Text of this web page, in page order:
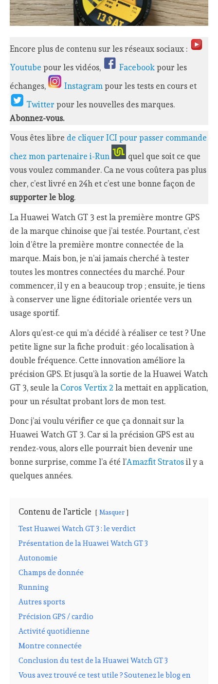
Encore plus de contenu sur les réseaux sociaux :
Youtube pour les vidéos, Facebookpour les
échanges,
Instagrampour les tests en cours et
Twitterpour les nouvelles des marques.
Abonnez-vous.
Vous êtes libre de cliquer ICI pour passer commande
chez mon partenaire i-Run
quel que soit ce que
vous voulez commander. Ca ne vous coûtera pas plus
cher, c’est livré en 24h et c’est une bonne façon de
supporter le blog.
La Huawei Watch GT 3 est la première montre GPS
de la marque chinoise que j’ai testée. Pourtant, c’est
loin d’être la première montre connectée de la
marque. Mais bon, je n’ai jamais cherché à tester
toutes les montres connectées du marché. Pour
commencer, il y en a beaucoup trop ; ensuite, je tiens
à conserver une ligne éditoriale orientée vers un
usage sportif.
Alors qu’est-ce qui m’a décidé à réaliser ce test ? Une
petite ligne sur la fiche produit : géo localisation à
double fréquence. Cette innovation améliore la
précision GPS. Et jusqu’à la sortie de la Huawei Watch
GT 3, seule la Coros Vertix 2 la mettait en application,
pour un résultat probant lors de mon test.
Donc j’ai voulu vérifier ce que ça donnait sur la
Huawei Watch GT 3. Car si la précision GPS est au
rendez-vous, alors elle pourrait bien devenir une
bonne surprise, comme l’a été l’Amazfit Stratos il y a
quelques années.
Contenu de l'article Masquer
Test Huawei Watch GT 3 : le verdict
Présentation de la Huawei Watch GT 3
Autonomie
Champs de donnée
Running
Autres sports
Précision GPS / cardio
Activité quotidienne
Montre connectée
Conclusion du test de la Huawei Watch GT 3
Vous avez trouvé ce test utile ? Soutenez le blog en